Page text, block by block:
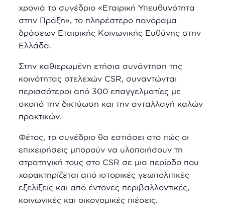
χρονιά το συνέδριο «Εταιρική Υπευθυνότητα
στην Πράξη», το πληρέστερο πανόραμα
δράσεων Εταιρικής Κοινωνικής Ευθύνης στην
Ελλάδα.
Στην καθιερωμένη ετήσια συνάντηση της
κοινότητας στελεχών CSR, συναντώνται
περισσότεροι από 300 επαγγελματίες με
σκοπό την δικτύωση και την ανταλλαγή καλών
πρακτικών.
Φέτος, το συνέδριο θα εστιάσει στο πώς οι
επιχειρήσεις μπορούν να υλοποιήσουν τη
στρατηγική τους στο CSR σε μια περίοδο που
χαρακτηρίζεται από ιστορικές γεωπολιτικές
εξελίξεις και από έντονες περιβαλλοντικές,
κοινωνικές και οικονομικές πιέσεις.